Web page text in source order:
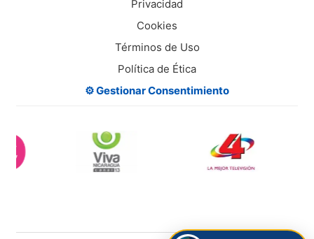
Privacidad
Cookies
Términos de Uso
Política de Ética
⚙️ Gestionar Consentimiento